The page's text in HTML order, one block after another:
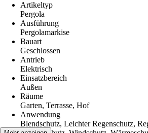
Artikeltyp
Pergola
Ausführung
Pergolamarkise
Bauart
Geschlossen
Antrieb
Elektrisch
Einsatzbereich
Außen
Räume
Garten, Terrasse, Hof
Anwendung
Blendschutz, Leichter Regenschutz,